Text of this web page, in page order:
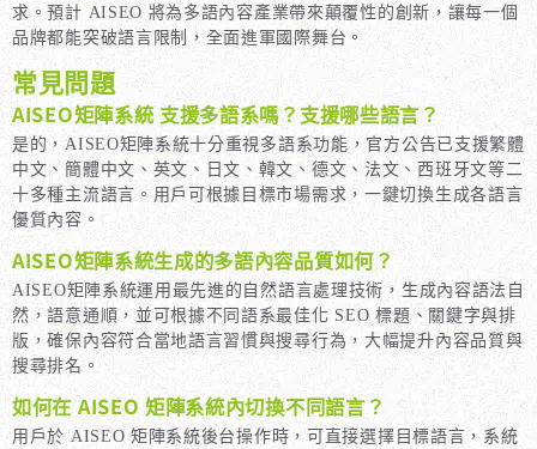
求。預計 AISEO 將為多語內容產業帶來顛覆性的創新，讓每一個
品牌都能突破語言限制，全面進軍國際舞台。
常見問題
AISEO矩陣系統 支援多語系嗎？支援哪些語言？
是的，AISEO矩陣系統十分重視多語系功能，官方公告已支援繁體
中文、簡體中文、英文、日文、韓文、德文、法文、西班牙文等二
十多種主流語言。用戶可根據目標市場需求，一鍵切換生成各語言
優質內容。
AISEO矩陣系統生成的多語內容品質如何？
AISEO矩陣系統運用最先進的自然語言處理技術，生成內容語法自
然，語意通順，並可根據不同語系最佳化 SEO 標題、關鍵字與排
版，確保內容符合當地語言習慣與搜尋行為，大幅提升內容品質與
搜尋排名。
如何在 AISEO 矩陣系統內切換不同語言？
用戶於 AISEO 矩陣系統後台操作時，可直接選擇目標語言，系統